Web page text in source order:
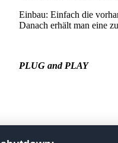
Einbau: Einfach die
Danach erhält man eine
PLUG and PLAY